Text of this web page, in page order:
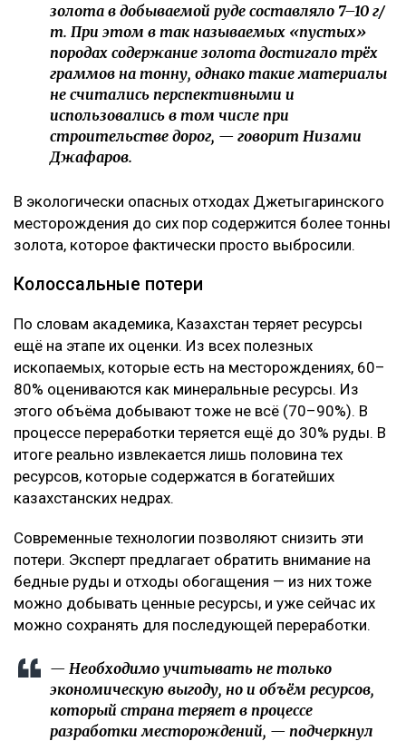
золота в добываемой руде составляло 7–10 г/
т. При этом в так называемых «пустых»
породах содержание золота достигало трёх
граммов на тонну, однако такие материалы
не считались перспективными и
использовались в том числе при
строительстве дорог, — говорит Низами
Джафаров.
В экологически опасных отходах Джетыгаринского
месторождения до сих пор содержится более тонны
золота, которое фактически просто выбросили.
Колоссальные потери
По словам академика, Казахстан теряет ресурсы
ещё на этапе их оценки. Из всех полезных
ископаемых, которые есть на месторождениях, 60–
80% оцениваются как минеральные ресурсы. Из
этого объёма добывают тоже не всё (70–90%). В
процессе переработки теряется ещё до 30% руды. В
итоге реально извлекается лишь половина тех
ресурсов, которые содержатся в богатейших
казахстанских недрах.
Современные технологии позволяют снизить эти
потери. Эксперт предлагает обратить внимание на
бедные руды и отходы обогащения — из них тоже
можно добывать ценные ресурсы, и уже сейчас их
можно сохранять для последующей переработки.
— Необходимо учитывать не только
экономическую выгоду, но и объём ресурсов,
который страна теряет в процессе
разработки месторождений, — подчеркнул